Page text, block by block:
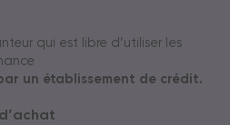
qui est libre d’utiliser les
un établissement de crédit.